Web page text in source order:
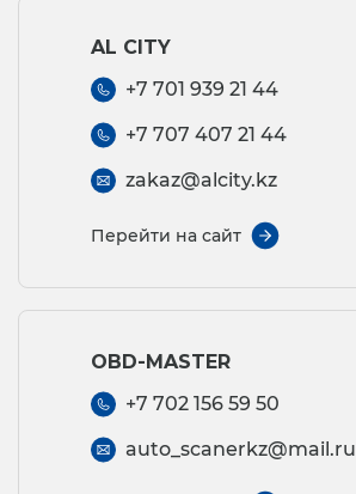
AL CITY
+7 701 939 21 44
+7 707 407 21 44
zakaz@alcity.kz
Перейти на сайт
OBD-MASTER
+7 702 156 59 50
auto_scanerkz@mail.ru